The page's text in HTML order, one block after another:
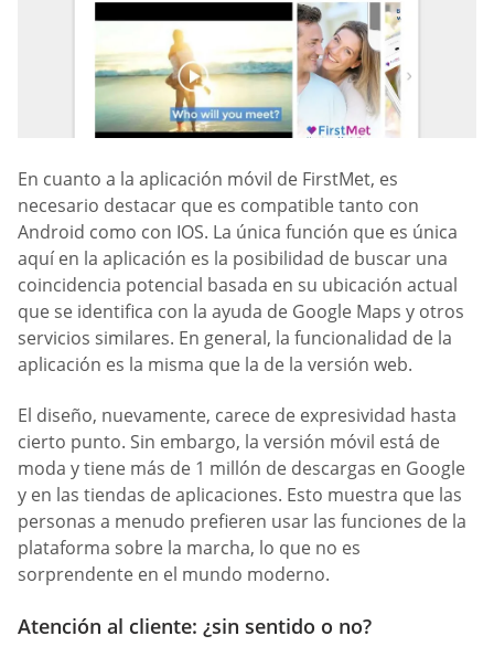
En cuanto a la aplicación móvil de FirstMet, es
necesario destacar que es compatible tanto con
Android como con IOS. La única función que es única
aquí en la aplicación es la posibilidad de buscar una
coincidencia potencial basada en su ubicación actual
que se identifica con la ayuda de Google Maps y otros
servicios similares. En general, la funcionalidad de la
aplicación es la misma que la de la versión web.
El diseño, nuevamente, carece de expresividad hasta
cierto punto. Sin embargo, la versión móvil está de
moda y tiene más de 1 millón de descargas en Google
y en las tiendas de aplicaciones. Esto muestra que las
personas a menudo prefieren usar las funciones de la
plataforma sobre la marcha, lo que no es
sorprendente en el mundo moderno.
Atención al cliente: ¿sin sentido o no?